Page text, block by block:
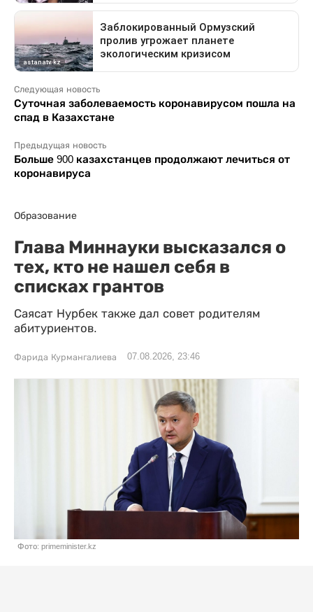
Следующая новость
Суточная заболеваемость коронавирусом пошла на
спад в Казахстане
Предыдущая новость
Больше 900 казахстанцев продолжают лечиться от
коронавируса
Образование
Глава Миннауки высказался о
тех, кто не нашел себя в
списках грантов
Саясат Нурбек также дал совет родителям
абитуриентов.
Фарида Курмангалиева 07.08.2026, 23:46
Фото: primeminister.kz